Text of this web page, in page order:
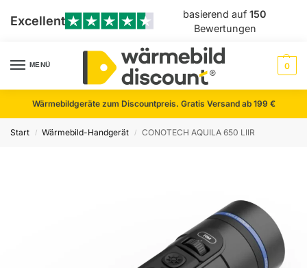
Excellent basierend auf150
Bewertungen
MENÜ 0
Wärmebildgeräte zum Discountpreis. Gratis Versand ab 199 €
Start / Wärmebild-Handgerät / CONOTECH AQUILA 650 LIIR